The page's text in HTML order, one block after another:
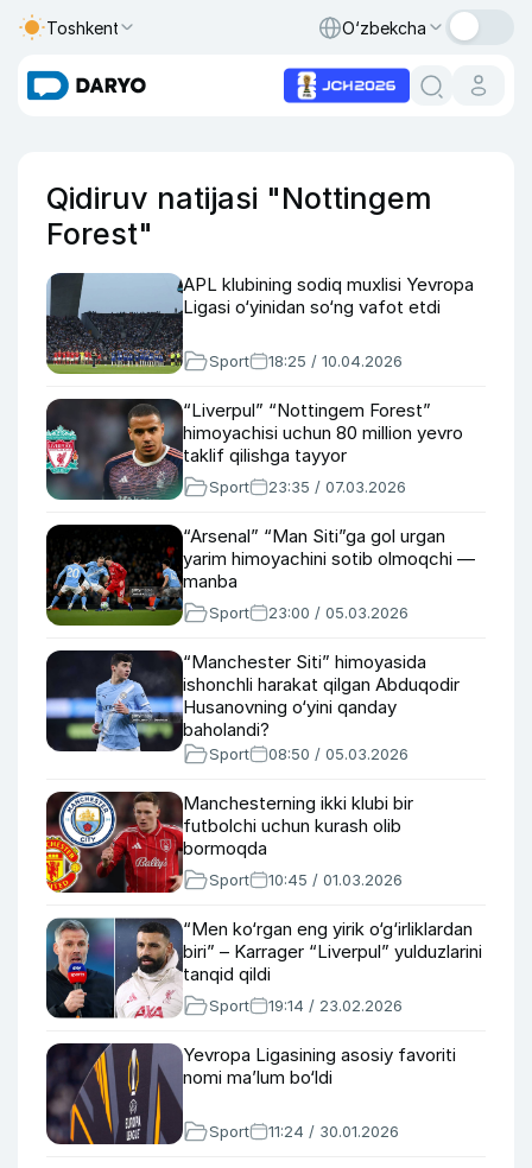
Toshkent O‘zbekcha
Qidiruv natijasi "Nottingem
Forest"
APL klubining sodiq muxlisi Yevropa
Ligasi o‘yinidan so‘ng vafot etdi
Sport 18:25 / 10.04.2026
“Liverpul” “Nottingem Forest”
himoyachisi uchun 80 million yevro
taklif qilishga tayyor
Sport 23:35 / 07.03.2026
“Arsenal” “Man Siti”ga gol urgan
yarim himoyachini sotib olmoqchi —
manba
Sport 23:00 / 05.03.2026
“Manchester Siti” himoyasida
ishonchli harakat qilgan Abduqodir
Husanovning o‘yini qanday
baholandi?
Sport 08:50 / 05.03.2026
Manchesterning ikki klubi bir
futbolchi uchun kurash olib
bormoqda
Sport 10:45 / 01.03.2026
“Men ko‘rgan eng yirik o‘g‘irliklardan
biri” – Karrager “Liverpul” yulduzlarini
tanqid qildi
Sport 19:14 / 23.02.2026
Yevropa Ligasining asosiy favoriti
nomi ma’lum bo‘ldi
Sport 11:24 / 30.01.2026